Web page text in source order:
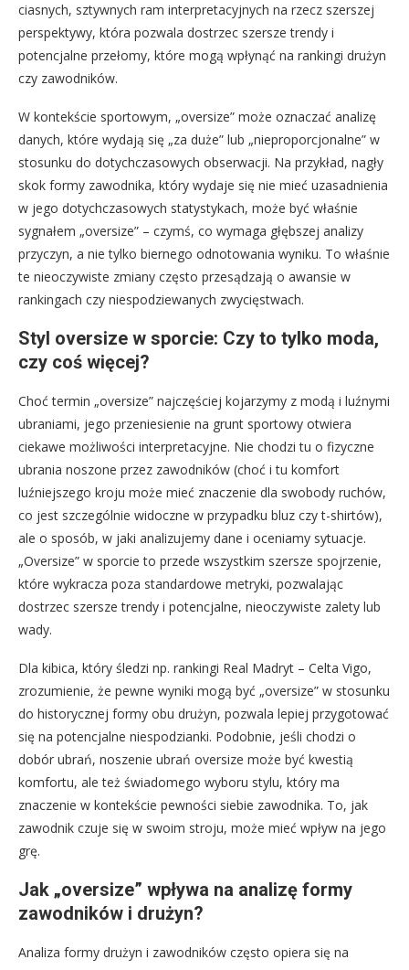
ciasnych, sztywnych ram interpretacyjnych na rzecz szerszej
perspektywy, która pozwala dostrzec szersze trendy i
potencjalne przełomy, które mogą wpłynąć na rankingi drużyn
czy zawodników.
W kontekście sportowym, „oversize” może oznaczać analizę
danych, które wydają się „za duże” lub „nieproporcjonalne” w
stosunku do dotychczasowych obserwacji. Na przykład, nagły
skok formy zawodnika, który wydaje się nie mieć uzasadnienia
w jego dotychczasowych statystykach, może być właśnie
sygnałem „oversize” – czymś, co wymaga głębszej analizy
przyczyn, a nie tylko biernego odnotowania wyniku. To właśnie
te nieoczywiste zmiany często przesądzają o awansie w
rankingach czy niespodziewanych zwycięstwach.
Styl oversize w sporcie: Czy to tylko moda,
czy coś więcej?
Choć termin „oversize” najczęściej kojarzymy z modą i luźnymi
ubraniami, jego przeniesienie na grunt sportowy otwiera
ciekawe możliwości interpretacyjne. Nie chodzi tu o fizyczne
ubrania noszone przez zawodników (choć i tu komfort
luźniejszego kroju może mieć znaczenie dla swobody ruchów,
co jest szczególnie widoczne w przypadku bluz czy t-shirtów),
ale o sposób, w jaki analizujemy dane i oceniamy sytuacje.
„Oversize” w sporcie to przede wszystkim szersze spojrzenie,
które wykracza poza standardowe metryki, pozwalając
dostrzec szersze trendy i potencjalne, nieoczywiste zalety lub
wady.
Dla kibica, który śledzi np. rankingi Real Madryt – Celta Vigo,
zrozumienie, że pewne wyniki mogą być „oversize” w stosunku
do historycznej formy obu drużyn, pozwala lepiej przygotować
się na potencjalne niespodzianki. Podobnie, jeśli chodzi o
dobór ubrań, noszenie ubrań oversize może być kwestią
komfortu, ale też świadomego wyboru stylu, który ma
znaczenie w kontekście pewności siebie zawodnika. To, jak
zawodnik czuje się w swoim stroju, może mieć wpływ na jego
grę.
Jak „oversize” wpływa na analizę formy
zawodników i drużyn?
Analiza formy drużyn i zawodników często opiera się na